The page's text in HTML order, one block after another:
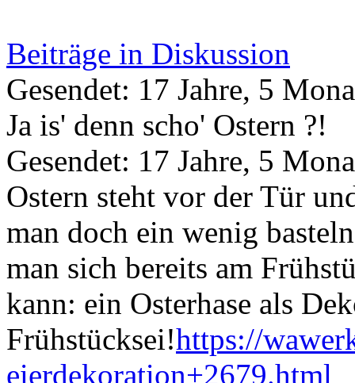
Beiträge in Diskussion
Gesendet: 17 Jahre, 5
Ja is' denn scho' Ostern ?!
Gesendet: 17 Jahre, 5
Ostern steht vor der Tür
man doch ein wenig
man sich bereits am
kann: ein Osterhase als
Frühstücksei!https://
eierdekoration+2679.html